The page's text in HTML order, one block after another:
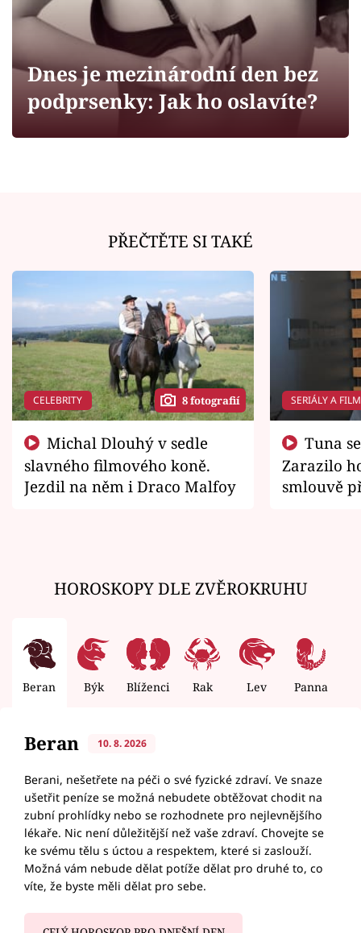
Sledujte prima+
Filmový festival Karlovy Vary
Sledujte nás
Dnes je mezinárodní den bez
podprsenky: Jak ho oslavíte?
PŘEČTĚTE SI TAKÉ
CELEBRITY 8 fotografií
slavného filmového koně.
Jezdil na něm i Draco Malfoy
SERIÁLY A
Zarazilo
smlouvě
HOROSKOPY DLE ZVĚROKRUHU
Beran Býk Blíženci Rak Lev Panna
Beran 10. 8. 2026
Berani, nešetřete na péči o své fyzické zdraví. Ve snaze
ušetřit peníze se možná nebudete obtěžovat chodit na
zubní prohlídky nebo se rozhodnete pro nejlevnějšího
lékaře. Nic není důležitější než vaše zdraví. Chovejte se
ke svému tělu s úctou a respektem, které si zaslouží.
Možná vám nebude dělat potíže dělat pro druhé to, co
víte, že byste měli dělat pro sebe.